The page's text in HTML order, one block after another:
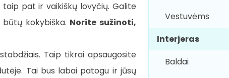
pat ir vaikiškų lovyčių. Galite
kokybiška. Norite sužinoti,
Taip tikrai apsaugosite
Tai bus labai patogu ir jūsų
Vestuvėms
Interjeras
Baldai